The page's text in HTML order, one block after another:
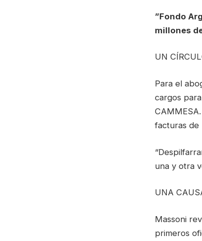
”Fondo
millones
UN
Para el
cargos
facturas de
una y otra
UNA
Massoni
primeros